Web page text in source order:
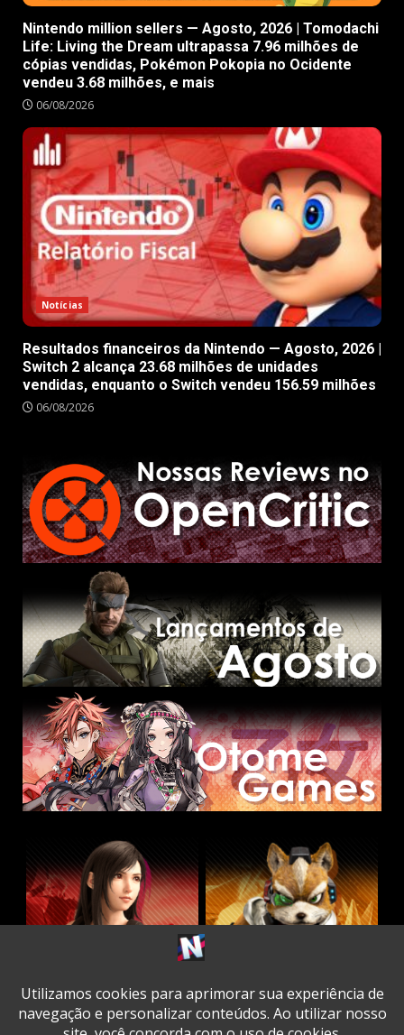
Nintendo million sellers — Agosto, 2026 | Tomodachi
Life: Living the Dream ultrapassa 7.96 milhões de
cópias vendidas, Pokémon Pokopia no Ocidente
vendeu 3.68 milhões, e mais
06/08/2026
Notícias
Resultados financeiros da Nintendo — Agosto, 2026 |
Switch 2 alcança 23.68 milhões de unidades
vendidas, enquanto o Switch vendeu 156.59 milhões
06/08/2026